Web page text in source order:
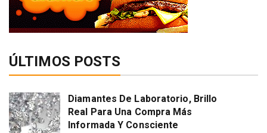
ÚLTIMOS POSTS
Diamantes De Laboratorio, Brillo
Real Para Una Compra Más
Informada Y Consciente